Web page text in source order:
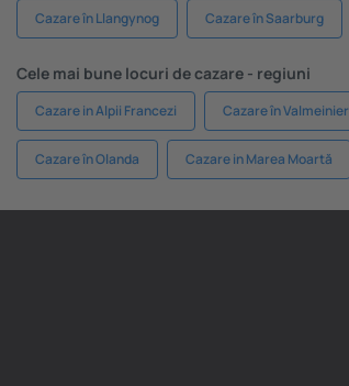
Cazare în Llangynog Cazare în Saarburg
Cele mai bune locuri de cazare - regiuni
Cazare in Alpii Francezi Cazare în Valmeinier
Cazare în Olanda Cazare in Marea Moartă